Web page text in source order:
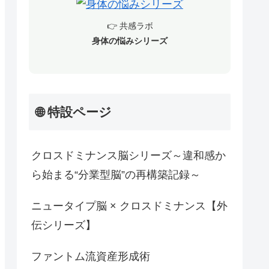
👉 共感ラボ
身体の悩みシリーズ
🌐 特設ページ
クロスドミナンス脳シリーズ～違和感か
ら始まる“分業型脳”の再構築記録～
ニュータイプ脳 × クロスドミナンス【外
伝シリーズ】
ファントム流資産形成術